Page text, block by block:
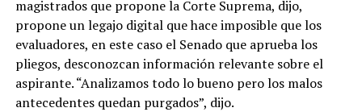
magistrados que propone la Corte Suprema, dijo,
propone un legajo digital que hace imposible que los
evaluadores, en este caso el Senado que aprueba los
pliegos, desconozcan información relevante sobre el
aspirante. “Analizamos todo lo bueno pero los malos
antecedentes quedan purgados”, dijo.